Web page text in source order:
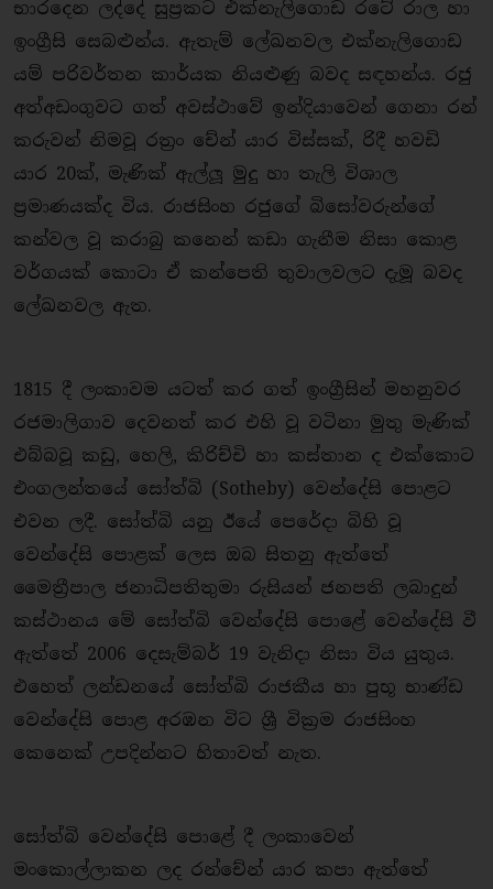
භාරදෙන ලද්දේ සුප්‍රකට එක්නැලිගොඩ රටේ රාල හා
ඉංග්‍රීසි සෙබළුන්ය. ඇතැම් ලේඛනවල එක්නැලිගොඩ
යම් පරිවර්තන කාර්යක නියළුණු බවද සඳහන්ය. රජු
අත්අඩංගුවට ගත් අවස්ථාවේ ඉන්දියාවෙන් ගෙනා රන්
කරුවන් නිමවූ රත්‍රං චේන් යාර විස්සක්, රිදී හවඩි
යාර 20ක්, මැණික් ඇල්ලූ මුදු හා තැලි විශාල
ප්‍රමාණයක්ද විය. රාජසිංහ රජුගේ බිසෝවරුන්ගේ
කන්වල වූ කරාබු කනෙන් කඩා ගැනීම නිසා කොළ
වර්ගයක් කොටා ඒ කන්පෙති තුවාලවලට දැමූ බවද
ලේඛනවල ඇත.
1815 දී ලංකාවම යටත් කර ගත් ඉංග්‍රීසින් මහනුවර
රජමාලිගාව දෙවනත් කර එහි වූ වටිනා මුතු මැණික්
එබ්බවූ කඩු, හෙලි, කිරිච්චි හා කස්තාන ද එක්කොට
එංගලන්තයේ සෝත්බි (Sotheby) වෙන්දේසි පොළට
එවන ලදී. සෝත්බි යනු ඊයේ පෙරේදා බිහි වූ
වෙන්දේසි පොළක් ලෙස ඔබ සිතනු ඇත්තේ
මෛත්‍රීපාල ජනාධිපතිතුමා රුසියන් ජනපති ලබාදුන්
කස්ථානය මේ සෝත්බි වෙන්දේසි පොළේ වෙන්දේසි වී
ඇත්තේ 2006 දෙසැම්බර් 19 වැනිදා නිසා විය යුතුය.
එහෙත් ලන්ඩනයේ සෝත්බි රාජකීය හා පුභූ භාණ්ඩ
වෙන්දේසි පොළ අරඹන විට ශ්‍රී වික්‍රම රාජසිංහ
කෙනෙක් උපදින්නට හිතාවත් නැත.
සෝත්බි වෙන්දේසි පොළේ දී ලංකාවෙන්
මංකොල්ලාකන ලද රන්චේන් යාර කපා ඇත්තේ